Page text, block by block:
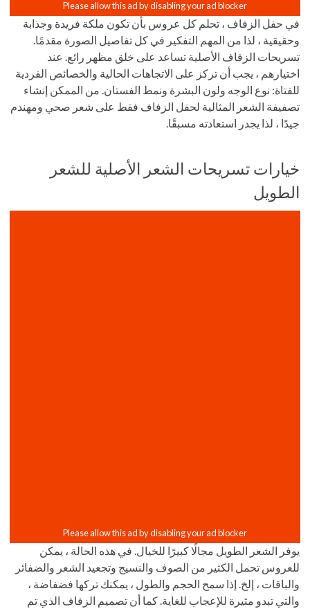
في حفل الزفاف ، تحلم كل عروس بأن تكون ملكة فريدة وجذابة
وحقيقية ، لذا من المهم التفكير في كل تفاصيل الصورة مقدمًا.
تسريحات الزفاف الأصلية تساعد على خلق مظهر رائع. عند
اختيارهم ، يجب أن تركز على الاتجاهات الحالية والخصائص الفردية
للفتاة: نوع الوجه ولون البشرة ونمط الفستان. من الممكن إنشاء
تصفيفة الشعر المثالية لحفل الزفاف فقط على شعر صحي ومهندم
جيدًا ، لذا يجدر استعادته مسبقًا.
خيارات تسريحات الشعر الأصلية للشعر
الطويل
يوفر الشعر الطويل مجالًا كبيرًا للخيال. في هذه الحالة ، يمكن
للعروس تحمل الكثير من الصوف والنسيج وتجعيد الشعر والضفائر
والباقات ، إلخ. إذا سمح الحجم والطول ، يمكنك تركها فضفاضة ،
والتي تبدو مثيرة للإعجاب للغاية. كما أن تصميم الزفاف الذي تم